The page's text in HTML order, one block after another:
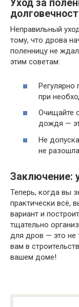
Уход за
Неправильный
тому, что дрова
поленницу не
этим советам:
Регулярно
при
Очищайте
дождя —
Не
не
Заключение:
Теперь, когда вы
практически всё,
вариант и
тщательно
для дров — это не
вам в
вашем доме!